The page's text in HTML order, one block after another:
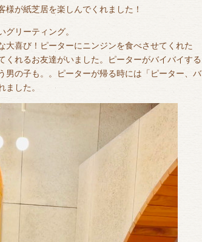
が紙芝居を楽しんでくれました！
リーティング。
大喜び！ピーターにニンジンを食べさせてくれた
くれるお友達がいました。ピーターがバイバイする
男の子も。。ピーターが帰る時には「ピーター、バ
した。